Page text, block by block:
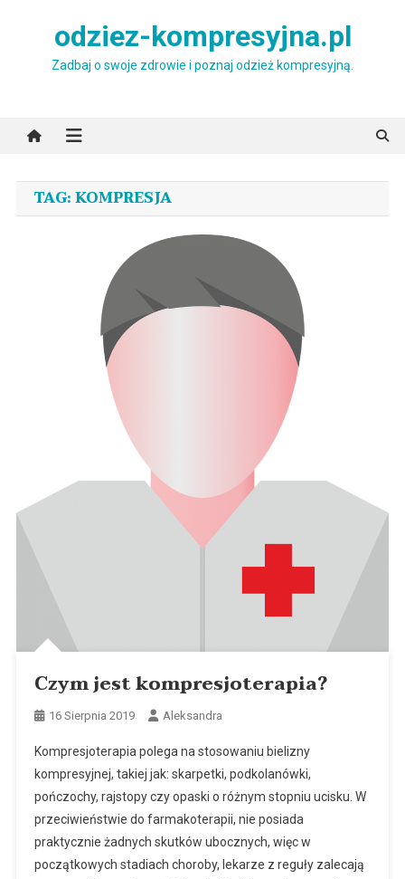
odziez-kompresyjna.pl
Zadbaj o swoje zdrowie i poznaj odzież kompresyjną.
TAG:KOMPRESJA
Czym jest kompresjoterapia?
16 Sierpnia 2019 Aleksandra
Kompresjoterapia polega na stosowaniu bielizny
kompresyjnej, takiej jak: skarpetki, podkolanówki,
pończochy, rajstopy czy opaski o różnym stopniu ucisku. W
przeciwieństwie do farmakoterapii, nie posiada
praktycznie żadnych skutków ubocznych, więc w
początkowych stadiach choroby, lekarze z reguły zalecają